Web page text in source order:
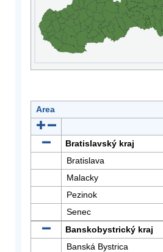
Area
Bratislavský kraj
Bratislava
Malacky
Pezinok
Senec
Banskobystrický kraj
Banská Bystrica